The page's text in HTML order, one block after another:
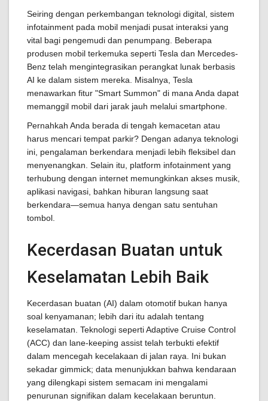
Seiring dengan perkembangan teknologi digital, sistem
infotainment pada mobil menjadi pusat interaksi yang
vital bagi pengemudi dan penumpang. Beberapa
produsen mobil terkemuka seperti Tesla dan Mercedes-
Benz telah mengintegrasikan perangkat lunak berbasis
AI ke dalam sistem mereka. Misalnya, Tesla
menawarkan fitur "Smart Summon" di mana Anda dapat
memanggil mobil dari jarak jauh melalui smartphone.
Pernahkah Anda berada di tengah kemacetan atau
harus mencari tempat parkir? Dengan adanya teknologi
ini, pengalaman berkendara menjadi lebih fleksibel dan
menyenangkan. Selain itu, platform infotainment yang
terhubung dengan internet memungkinkan akses musik,
aplikasi navigasi, bahkan hiburan langsung saat
berkendara—semua hanya dengan satu sentuhan
tombol.
Kecerdasan Buatan untuk
Keselamatan Lebih Baik
Kecerdasan buatan (AI) dalam otomotif bukan hanya
soal kenyamanan; lebih dari itu adalah tentang
keselamatan. Teknologi seperti Adaptive Cruise Control
(ACC) dan lane-keeping assist telah terbukti efektif
dalam mencegah kecelakaan di jalan raya. Ini bukan
sekadar gimmick; data menunjukkan bahwa kendaraan
yang dilengkapi sistem semacam ini mengalami
penurunan signifikan dalam kecelakaan beruntun.